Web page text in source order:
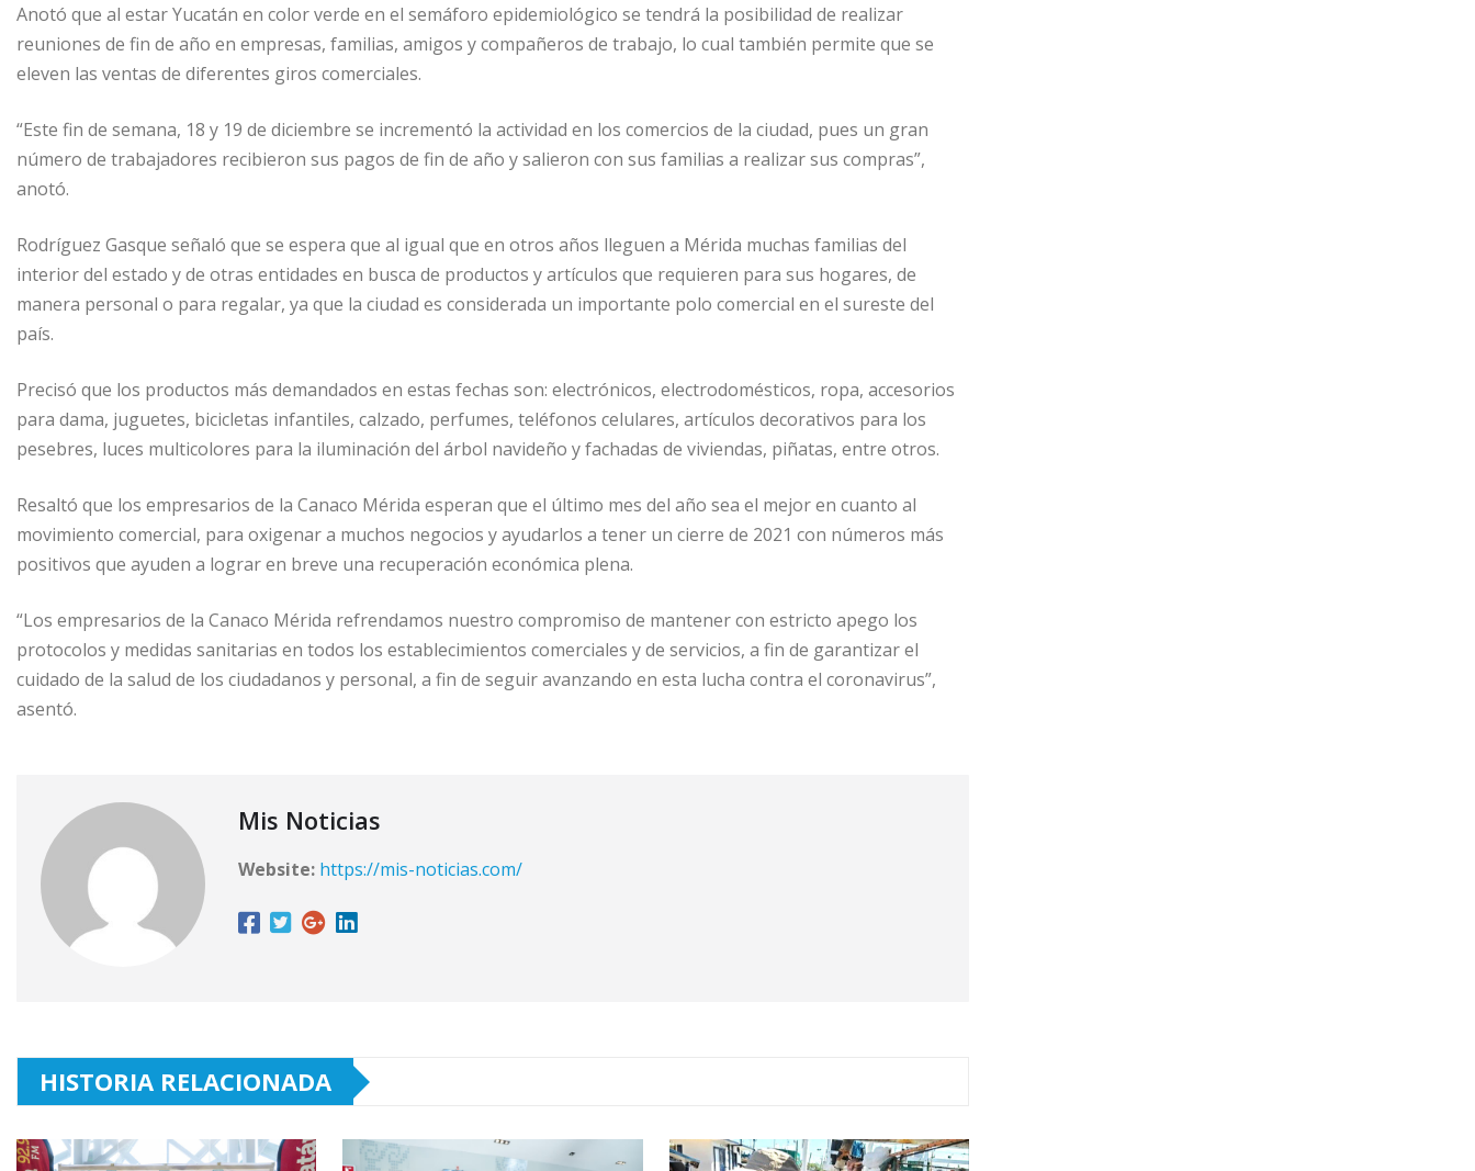
Anotó que al estar Yucatán en color verde en el semáforo epidemiológico se tendrá la posibilidad de realizar
reuniones de fin de año en empresas, familias, amigos y compañeros de trabajo, lo cual también permite que se
eleven las ventas de diferentes giros comerciales.
“Este fin de semana, 18 y 19 de diciembre se incrementó la actividad en los comercios de la ciudad, pues un gran
número de trabajadores recibieron sus pagos de fin de año y salieron con sus familias a realizar sus compras”,
anotó.
Rodríguez Gasque señaló que se espera que al igual que en otros años lleguen a Mérida muchas familias del
interior del estado y de otras entidades en busca de productos y artículos que requieren para sus hogares, de
manera personal o para regalar, ya que la ciudad es considerada un importante polo comercial en el sureste del
país.
Precisó que los productos más demandados en estas fechas son: electrónicos, electrodomésticos, ropa, accesorios
para dama, juguetes, bicicletas infantiles, calzado, perfumes, teléfonos celulares, artículos decorativos para los
pesebres, luces multicolores para la iluminación del árbol navideño y fachadas de viviendas, piñatas, entre otros.
Resaltó que los empresarios de la Canaco Mérida esperan que el último mes del año sea el mejor en cuanto al
movimiento comercial, para oxigenar a muchos negocios y ayudarlos a tener un cierre de 2021 con números más
positivos que ayuden a lograr en breve una recuperación económica plena.
“Los empresarios de la Canaco Mérida refrendamos nuestro compromiso de mantener con estricto apego los
protocolos y medidas sanitarias en todos los establecimientos comerciales y de servicios, a fin de garantizar el
cuidado de la salud de los ciudadanos y personal, a fin de seguir avanzando en esta lucha contra el coronavirus”,
asentó.
Mis Noticias
Website: https://mis-noticias.com/
HISTORIA RELACIONADA